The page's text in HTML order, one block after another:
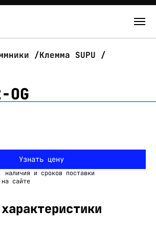
Новости
Контакты
Вход
Клемма SUPU
Узнать цену
наличия и сроков поставки
на сайте